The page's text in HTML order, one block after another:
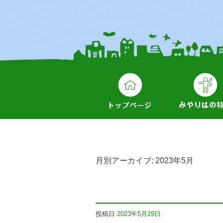
月別アーカイブ: 2023年5月
投稿日 2023年5月29日